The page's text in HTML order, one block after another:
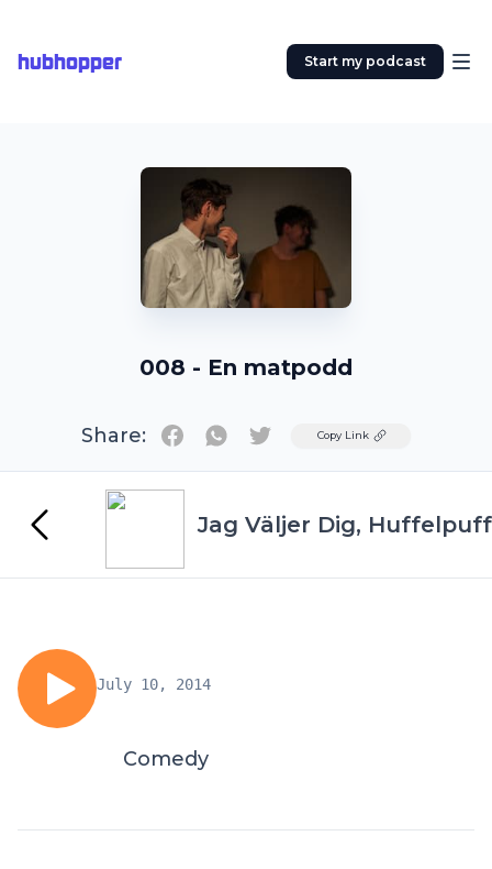
hubhopper Start my podcast
008 - En matpodd
Share: TwitterCopy Link
Jag Väljer Dig, Huffelpuff
July 10, 2014
Comedy